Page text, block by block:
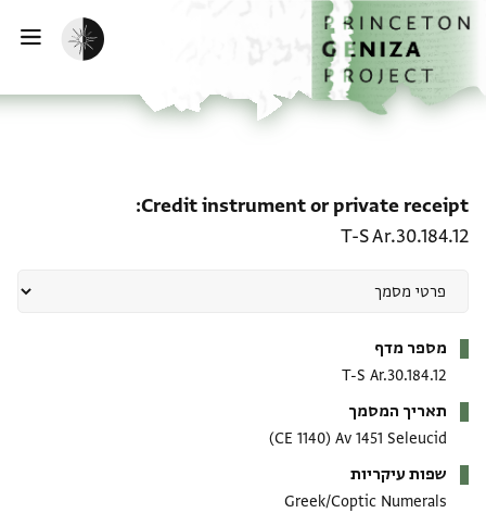
לתוכןהבית
הפעלת מצב כהה
Credit instrument or private receipt
T-S Ar.30.184.12
מספר מדף
T-S Ar.30.184.12
תאריך המסמך
Av 1451 Seleucid
(1140 CE)
שפות עיקריות
Greek/Coptic Numerals